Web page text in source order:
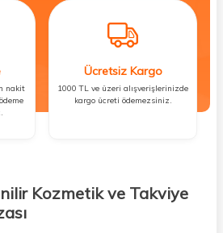
nakit
Ücretsiz Kargo
1000 TL ve üzeri alışverişlerinizde
kargo ücreti ödemezsiniz.
Kozmetik ve Takviye